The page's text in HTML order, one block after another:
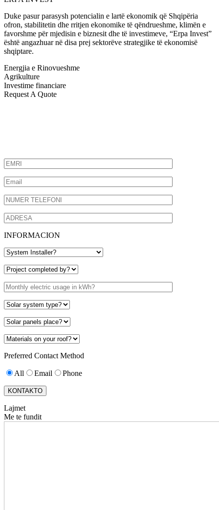
Duke pasur parasysh potencialin e lartë ekonomik që Shqipëria
ofron, stabilitetin dhe rritjen ekonomike të qëndrueshme, klimën e
favorshme për mjedisin e biznesit dhe të investimeve, “Erpa Invest”
është angazhuar në disa prej sektorëve strategjike të ekonomisë
shqiptare.
Energjia e Rinovueshme
Agrikulture
Investime financiare
Request A Quote
INFORMACION
Preferred Contact Method
All Email Phone
KONTAKTO
Lajmet
Me te fundit